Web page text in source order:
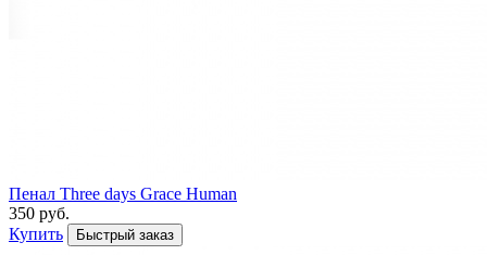
Пенал Three days Grace Human
350 руб.
Купить
Быстрый заказ